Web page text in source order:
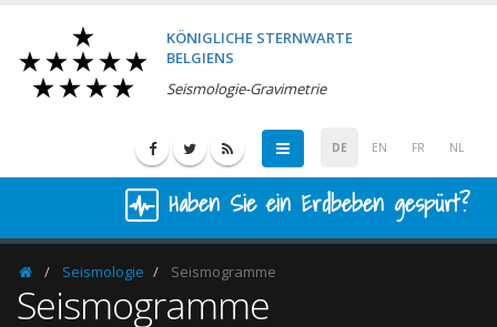
KÖNIGLICHE STERNWARTE
BELGIENS
Seismologie-Gravimetrie
DE EN FR NL
Haben Sie ein Erdbeben gespürt?
HomepageSeismologie Seismogramme
Seismogramme